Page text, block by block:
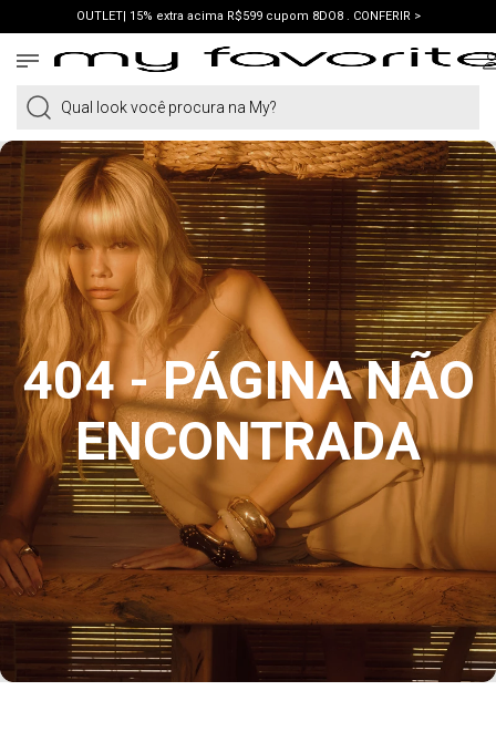
OUTLET| 15% extra acima R$599 cupom 8DO8 . CONFERIR >
PRIMEIRA COMPRA | ganhe 10% cupom WELCOME. VER LOOKS >
Qual look você procura na My?
404 - PÁGINA NÃO
ENCONTRADA